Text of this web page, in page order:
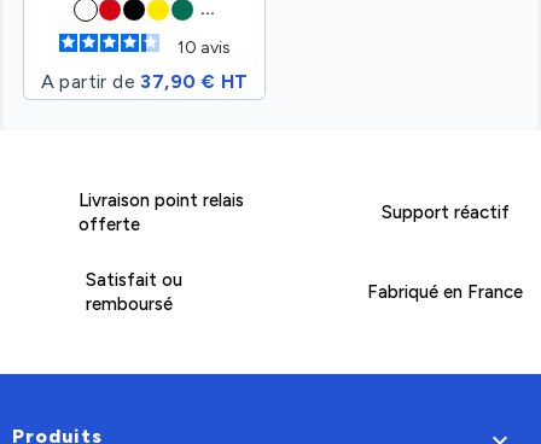
...
10 avis
A partir de37,90 € HT
Livraison point relais
offerte
Support réactif
Satisfait ou
remboursé
Fabriqué en France
Produits